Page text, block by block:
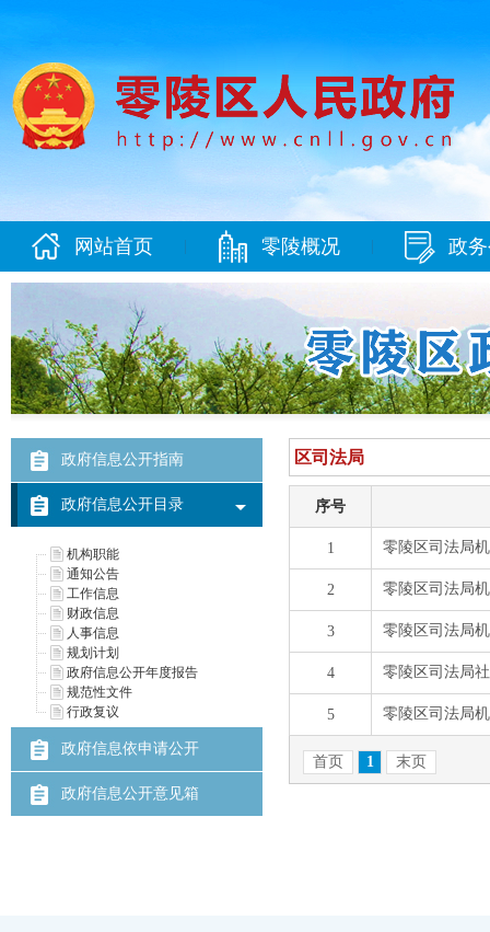
网站首页 零陵概况 政
政府信息公开指南
政府信息公开目录
机构职能
通知公告
工作信息
财政信息
人事信息
规划计划
政府信息公开年度报告
规范性文件
行政复议
政府信息依申请公开
政府信息公开意见箱